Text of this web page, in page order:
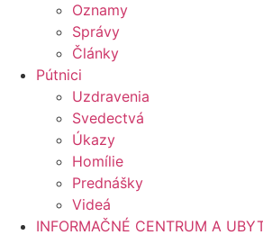
Oznamy
Správy
Články
Pútnici
Uzdravenia
Svedectvá
Úkazy
Homílie
Prednášky
Videá
INFORMAČNÉ CENTRUM A